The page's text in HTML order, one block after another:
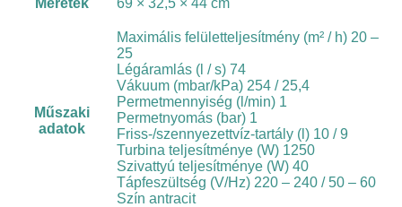
Méretek
69 × 32,5 × 44 cm
Műszaki
adatok
Maximális felületteljesítmény (m² / h) 20 –
25
Légáramlás (l / s) 74
Vákuum (mbar/kPa) 254 / 25,4
Permetmennyiség (l/min) 1
Permetnyomás (bar) 1
Friss-/szennyezettvíz-tartály (l) 10 / 9
Turbina teljesítménye (W) 1250
Szivattyú teljesítménye (W) 40
Tápfeszültség (V/Hz) 220 – 240 / 50 – 60
Szín antracit